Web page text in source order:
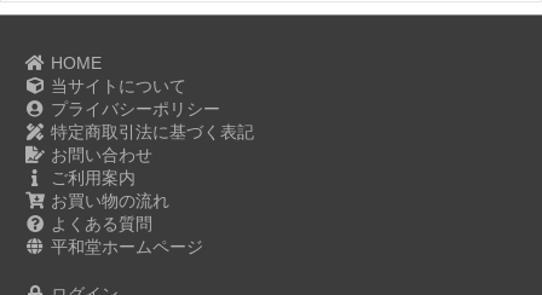
HOME
当サイトについて
プライバシーポリシー
特定商取引法に基づく表記
お問い合わせ
ご利用案内
お買い物の流れ
よくある質問
平和堂ホームページ